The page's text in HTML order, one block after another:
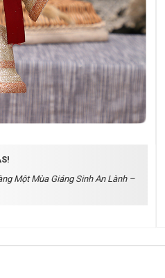
Một Mùa Giáng Sinh An Lành –